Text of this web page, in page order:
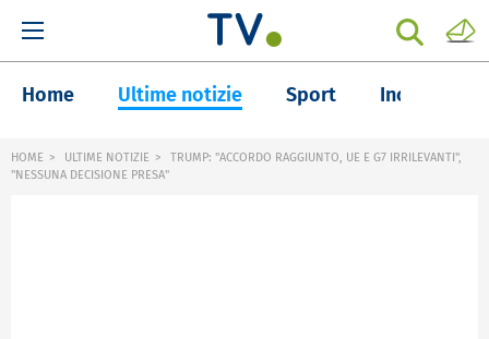
Home Ultime notizie Sport Inchieste
HOME ULTIME NOTIZIE
TRUMP: "ACCORDO RAGGIUNTO, UE E G7 IRRILEVANTI",
"NESSUNA DECISIONE PRESA"